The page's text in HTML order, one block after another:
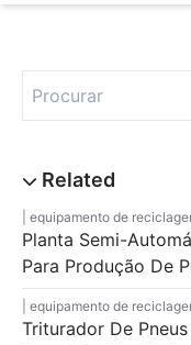
equipamento de
Planta Semi-
Para Produção De
equipamento de
Triturador De